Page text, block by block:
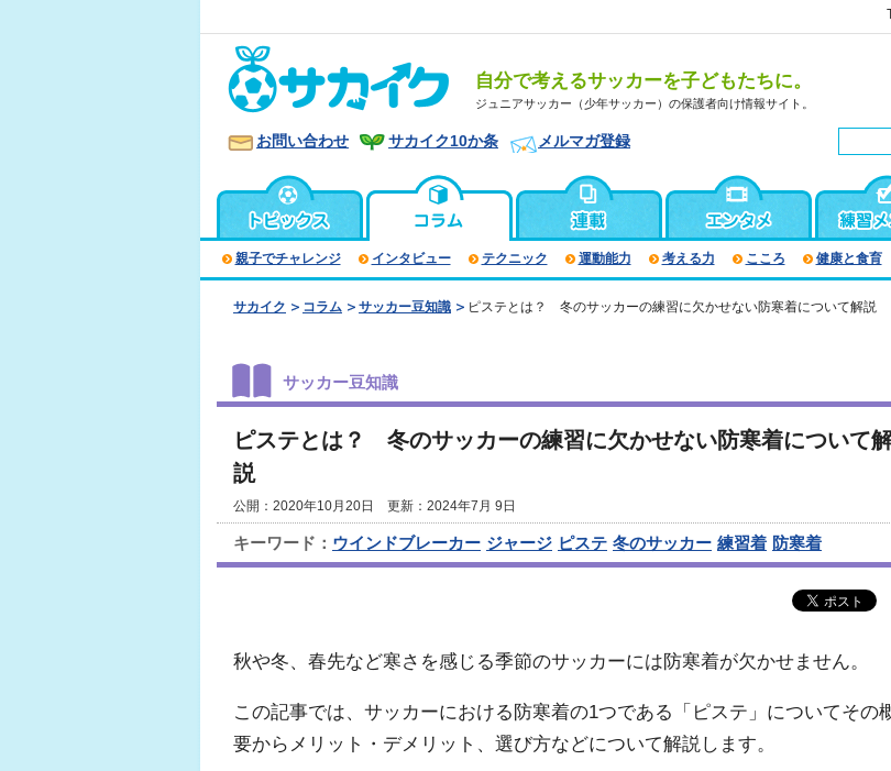
自分で考えるサッカーを子どもたちに。
ジュニアサッカー（少年サッカー）の保護者向け情報サイト。
お問い合わせ サカイク10か条 メルマガ登録
親子でチャレンジ インタビュー テクニック 運動能力 考える力 こころ 健康と食育
サカイク コラム サッカー豆知識 ピステとは？ 冬のサッカーの練習に欠かせない防寒着について解説
サッカー豆知識
ピステとは？ 冬のサッカーの練習に欠かせない防寒着について
説
公開：2020年10月20日 更新：2024年7月 9日
キーワード： ウインドブレーカー ジャージ ピステ 冬のサッカー 練習着 防寒着
秋や冬、春先など寒さを感じる季節のサッカーには防寒着が欠かせません。
この記事では、サッカーにおける防寒着の1つである「ピステ」についてその
要からメリット・デメリット、選び方などについて解説します。